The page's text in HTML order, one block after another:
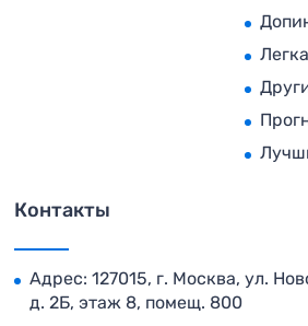
Контакты
Адрес: 127015, г. Москва, ул.
д. 2Б, этаж 8, помещ. 800